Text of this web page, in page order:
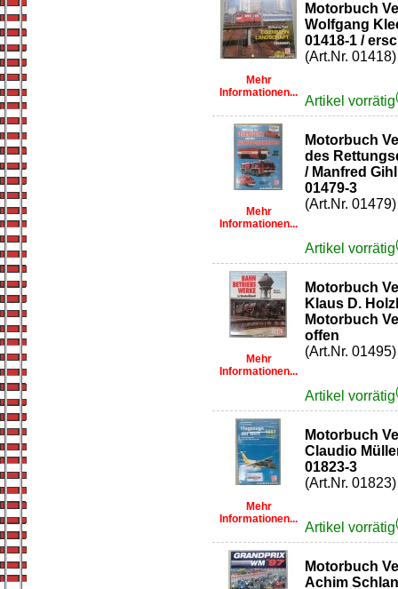
Mehr
Informationen...
Motorbuch
Wolfgang
01418-1 /
(Art.Nr. 01418)
Artikel vorrätig
Mehr
Informationen...
Motorbuch
des
/ Manfred
01479-3
(Art.Nr. 01479)
Artikel vorrätig
Mehr
Informationen...
Motorbuch
Klaus D.
Motorbuch
offen
(Art.Nr. 01495)
Artikel vorrätig
Mehr
Informationen...
Motorbuch
Claudio
01823-3
(Art.Nr. 01823)
Artikel vorrätig
Motorbuch
Achim